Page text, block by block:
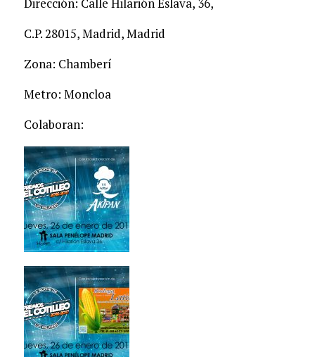
Dirección: Calle Hilarión Eslava, 36,
C.P. 28015, Madrid, Madrid
Zona: Chamberí
Metro: Moncloa
Colaboran: